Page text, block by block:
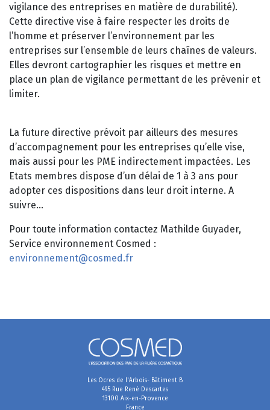
vigilance des entreprises en matière de durabilité).
Cette directive vise à faire respecter les droits de
l’homme et préserver l’environnement par les
entreprises sur l’ensemble de leurs chaînes de valeurs.
Elles devront cartographier les risques et mettre en
place un plan de vigilance permettant de les prévenir et
limiter.
La future directive prévoit par ailleurs des mesures
d’accompagnement pour les entreprises qu’elle vise,
mais aussi pour les PME indirectement impactées. Les
Etats membres dispose d’un délai de 1 à 3 ans pour
adopter ces dispositions dans leur droit interne. A
suivre…
Pour toute information contactez Mathilde Guyader,
Service environnement Cosmed :
environnement@cosmed.fr
Les Ocres de l'Arbois- Bâtiment B
495 Rue René Descartes
13100 Aix-en-Provence
France